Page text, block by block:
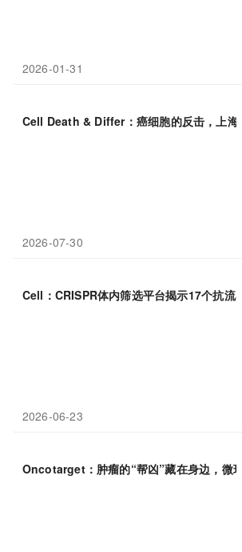
2026-01-31
Cell Death & Differ：癌细胞的反击，上
2026-07-30
Cell：CRISPR体内筛选平台揭示17个抗
2026-06-23
Oncotarget：肿瘤的“帮凶”藏在身边，微